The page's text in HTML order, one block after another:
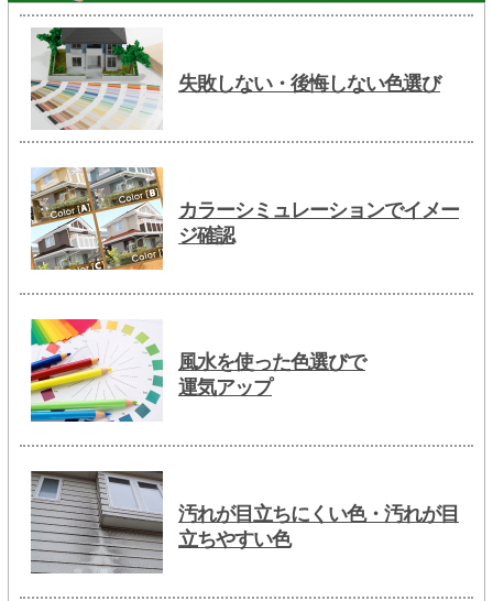
失敗しない・後悔しない色選び
カラーシミュレーションでイメー
ジ確認
風水を使った色選びで
運気アップ
汚れが目立ちにくい色・汚れが目
立ちやすい色